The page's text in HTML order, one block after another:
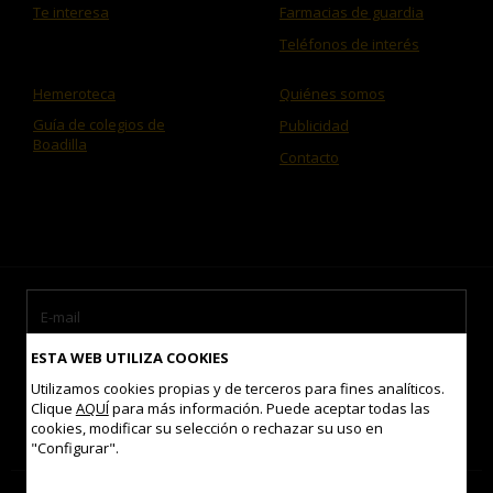
Te interesa
Farmacias de guardia
Teléfonos de interés
Hemeroteca
Guía de colegios de
Boadilla
Quiénes somos
Publicidad
Contacto
Acepto lascondiciones de uso
ESTA WEB UTILIZA COOKIES
Utilizamos cookies propias y de terceros para fines analíticos.
Clique AQUÍpara más información. Puede aceptar todas las
cookies, modificar su selección o rechazar su uso en
"Configurar".